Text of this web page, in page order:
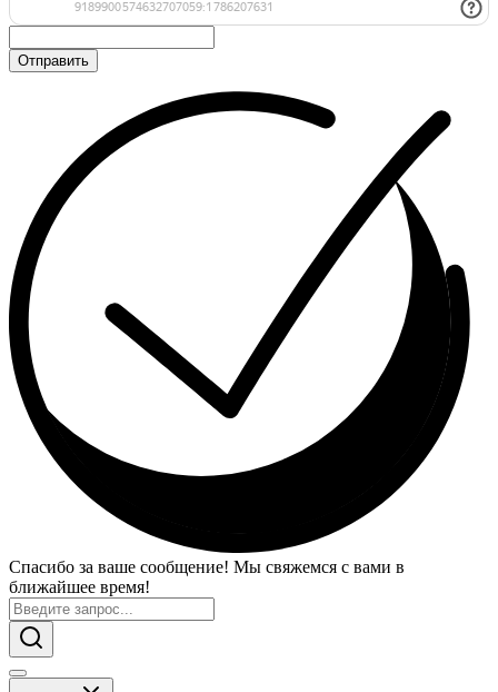
Отправить
Спасибо за ваше сообщение! Мы свяжемся с вами в
ближайшее время!